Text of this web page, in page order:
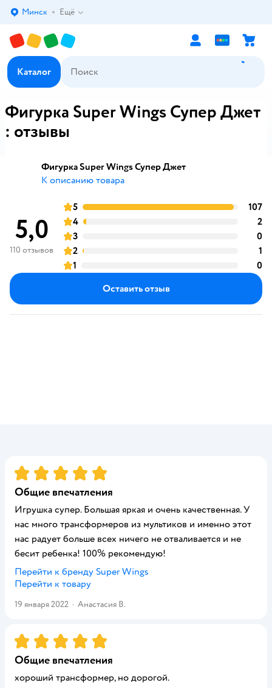
Выбор адреса доставки.
Минск Ещё
Каталог
Фигурка Super Wings Супер Джет
: отзывы
Фигурка Super Wings Супер Джет
К описанию товара
Рейтинг:5
Общие впечатления
Игрушка супер. Большая яркая и очень качественная. У
нас много трансформеров из мультиков и именно этот
нас радует больше всех ничего не отваливается и не
бесит ребенка! 100% рекомендую!
Перейти к бренду Super Wings
Перейти к товару
19 января 2022 · Анастасия В.
Рейтинг:5
Общие впечатления
хороший трансформер, но дорогой.
5,0
110 отзывов
оценка
5 107
оценка
4 2
оценка
3 0
оценка
2 1
оценка
1 0
Оставить отзыв